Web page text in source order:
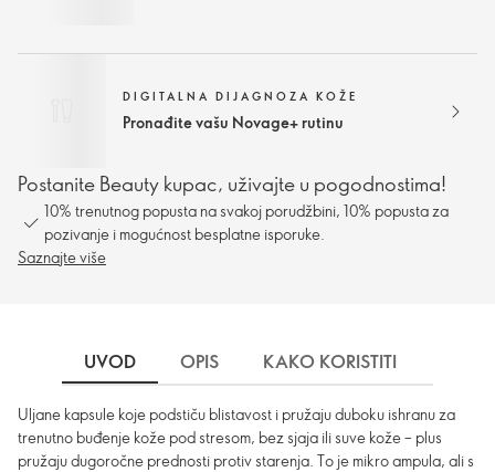
DIGITALNA DIJAGNOZA KOŽE
Pronađite vašu Novage+ rutinu
Postanite Beauty kupac, uživajte u pogodnostima!
10% trenutnog popusta na svakoj porudžbini, 10% popusta za
pozivanje i mogućnost besplatne isporuke.
Saznajte više
UVOD OPIS KAKO KORISTITI
Uljane kapsule koje podstiču blistavost i pružaju duboku ishranu za
trenutno buđenje kože pod stresom, bez sjaja ili suve kože – plus
pružaju dugoročne prednosti protiv starenja. To je mikro ampula, ali s